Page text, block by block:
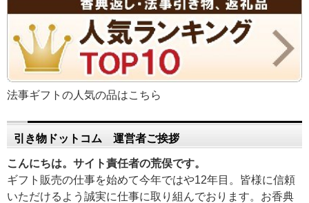
法事ギフトの人気の品はこちら
引き物ドットコム 運営者ご挨拶
こんにちは。サイト責任者の荒俣です。
ギフト販売の仕事を始めて今年ではや12年目。皆様に信頼
いただけるよう誠実に仕事に取り組んでおります。お香典